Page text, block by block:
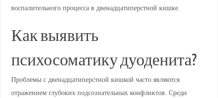
воспалительного процесса в двенадцатиперстной кишке.
Как выявить
психосоматику дуоденита?
Проблемы с двенадцатиперстной кишкой часто являются
отражением глубоких подсознательных конфликтов. Среди